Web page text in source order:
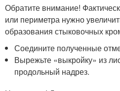
Обратите внимание!
или периметра нужно
образования стыковочных
Соедините полученные
Вырежьте «выкройку» из
продольный надрез.